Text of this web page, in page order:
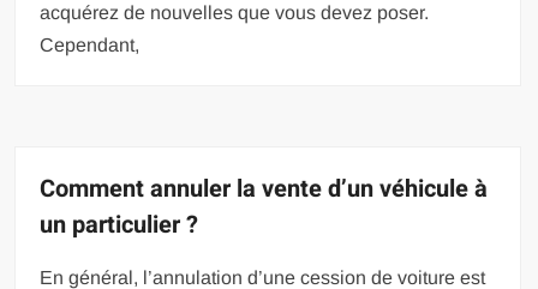
acquérez de nouvelles que vous devez poser.
Cependant,
Comment annuler la vente d’un véhicule à
un particulier ?
En général, l’annulation d’une cession de voiture est